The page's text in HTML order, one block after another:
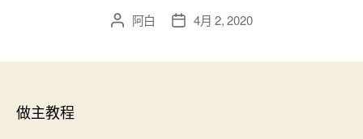
文 阿白
发 4月 2, 2020
做主教程